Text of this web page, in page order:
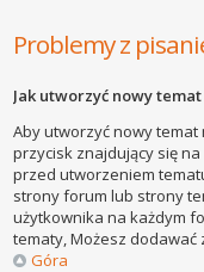
Problemy z
Jak utworzyć nowy
Aby utworzyć nowy
przycisk znajdujący się
przed utworzeniem
strony forum lub strony
użytkownika na każdym
tematy, Możesz dodawać
Góra